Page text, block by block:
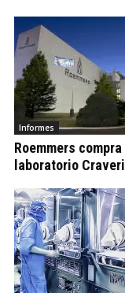
Informes
Roemmers compra
laboratorio Craveri